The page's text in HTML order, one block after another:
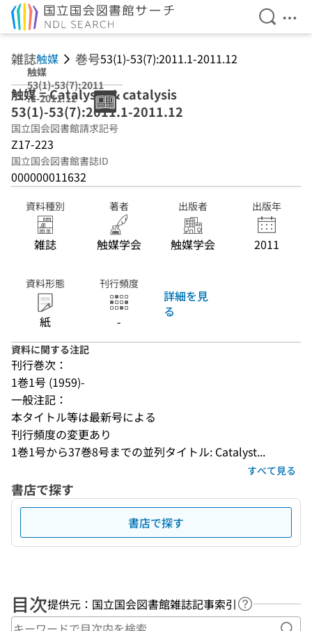
検索を
メ
雑誌触媒 巻号53(1)-53(7):2011.1-2011.12
触媒
53(1)-53(7):2011
.1-2011.12
触媒 = Catalysts & catalysis
53(1)-53(7):2011.1-2011.12
国立国会図書館請求記号
Z17-223
国立国会図書館書誌ID
000000011632
資料種別
雑誌
著者
触媒学会
出版者
触媒学会
出版年
2011
資料形態
紙
刊行頻度
-
詳細を見
る
資料に関する注記
刊行巻次：
1巻1号 (1959)-
一般注記：
本タイトル等は最新号による
刊行頻度の変更あり
1巻1号から37巻8号までの並列タイトル: Catalyst...
すべて見る
書店で探す
書店で探す
目次提供元：国立国会図書館雑誌記事索引 ヘルプペー